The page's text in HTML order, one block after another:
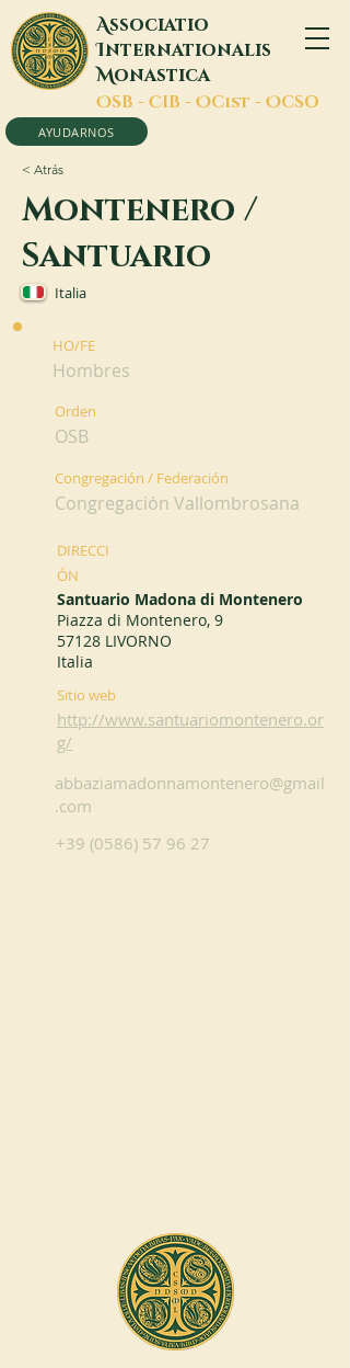
Associatio
Internationalis
Monastica
OSB - CIB - OCist - OCSO
AYUDARNOS
< Atrás
Montenero /
Santuario
Italia
HO/FE
Hombres
Orden
OSB
Congregación / Federación
Congregación Vallombrosana
DIRECCI
ÓN
Santuario Madona di Montenero
Piazza di Montenero, 9
57128 LIVORNO
Italia
Sitio web
http://www.santuariomontenero.or
g/
abbaziamadonnamontenero@gmail
.com
+39 (0586) 57 96 27